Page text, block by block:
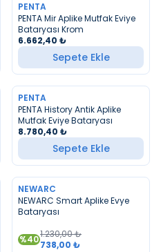
YENI
PENTA
PENTA Mir Aplike Mutfak Eviye
Bataryası Krom
6.662,40 ₺
Sepete Ekle
YENI
PENTA
PENTA History Antik Aplike
Mutfak Eviye Bataryası
8.780,40 ₺
Sepete Ekle
TÜKENDI
NEWARC
NEWARC Smart Aplike Evye
Bataryası
%401.230,00₺
738,00 ₺